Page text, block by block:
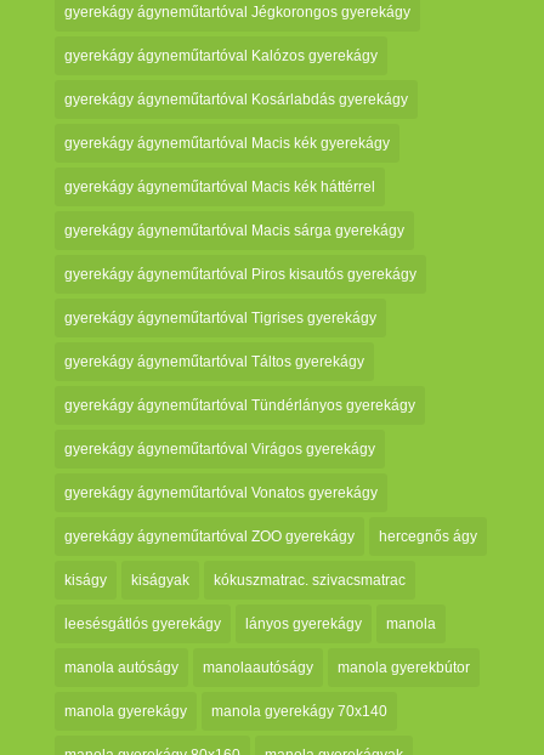
gyerekágy ágyneműtartóval Jégkorongos gyerekágy
gyerekágy ágyneműtartóval Kalózos gyerekágy
gyerekágy ágyneműtartóval Kosárlabdás gyerekágy
gyerekágy ágyneműtartóval Macis kék gyerekágy
gyerekágy ágyneműtartóval Macis kék háttérrel
gyerekágy ágyneműtartóval Macis sárga gyerekágy
gyerekágy ágyneműtartóval Piros kisautós gyerekágy
gyerekágy ágyneműtartóval Tigrises gyerekágy
gyerekágy ágyneműtartóval Táltos gyerekágy
gyerekágy ágyneműtartóval Tündérlányos gyerekágy
gyerekágy ágyneműtartóval Virágos gyerekágy
gyerekágy ágyneműtartóval Vonatos gyerekágy
gyerekágy ágyneműtartóval ZOO gyerekágy hercegnős ágy
kiságy kiságyak kókuszmatrac. szivacsmatrac
leesésgátlós gyerekágy lányos gyerekágy manola
manola autóságy manolaautóságy manola gyerekbútor
manola gyerekágy manola gyerekágy 70x140